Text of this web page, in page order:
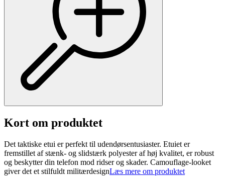
Kort om produktet
Det taktiske etui er perfekt til udendørsentusiaster. Etuiet er
fremstillet af stænk- og slidstærk polyester af høj kvalitet, er robust
og beskytter din telefon mod ridser og skader. Camouflage-looket
giver det et stilfuldt militærdesignLæs mere om produktet